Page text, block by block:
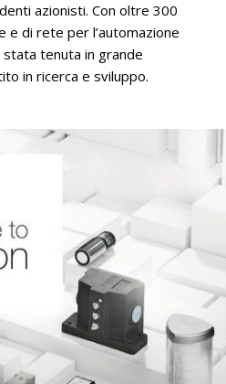
azionisti. Con oltre 300
e di rete per l’automazione
stata tenuta in grande
in ricerca e sviluppo.